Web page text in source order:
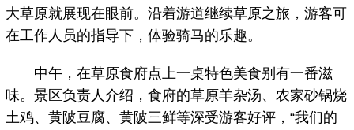
大草原就展现在眼前。沿着游道继续草原之旅，游客可
在工作人员的指导下，体验骑马的乐趣。
中午，在草原食府点上一桌特色美食别有一番滋
味。景区负责人介绍，食府的草原羊杂汤、农家砂锅烧
土鸡、黄陂豆腐、黄陂三鲜等深受游客好评，“我们的